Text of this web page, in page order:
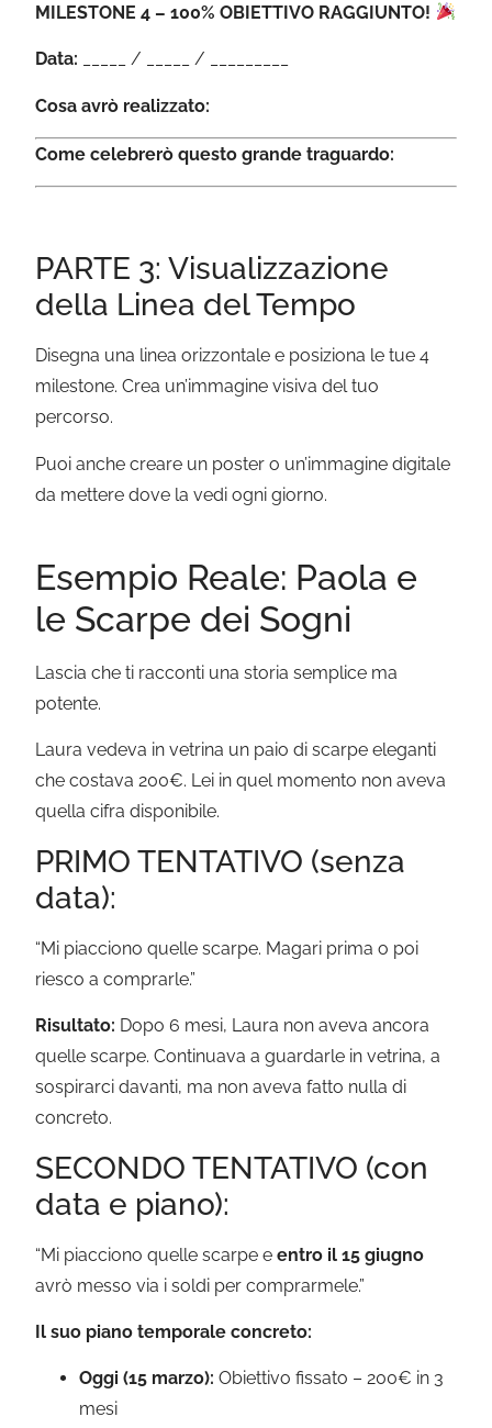
MILESTONE 4 – 100% OBIETTIVO RAGGIUNTO!
Data: _____ / _____ / _________
Cosa avrò realizzato:
Come celebrerò questo grande traguardo:
PARTE 3: Visualizzazione
della Linea del Tempo
Disegna una linea orizzontale e posiziona le tue 4
milestone. Crea un’immagine visiva del tuo
percorso.
Puoi anche creare un poster o un’immagine digitale
da mettere dove la vedi ogni giorno.
Esempio Reale: Paola e
le Scarpe dei Sogni
Lascia che ti racconti una storia semplice ma
potente.
Laura vedeva in vetrina un paio di scarpe eleganti
che costava 200€. Lei in quel momento non aveva
quella cifra disponibile.
PRIMO TENTATIVO (senza
data):
“Mi piacciono quelle scarpe. Magari prima o poi
riesco a comprarle.”
Risultato: Dopo 6 mesi, Laura non aveva ancora
quelle scarpe. Continuava a guardarle in vetrina, a
sospirarci davanti, ma non aveva fatto nulla di
concreto.
SECONDO TENTATIVO (con
data e piano):
“Mi piacciono quelle scarpe eentro il 15 giugno
avrò messo via i soldi per comprarmele.”
Il suo piano temporale concreto:
Oggi (15 marzo): Obiettivo fissato – 200€ in 3
mesi